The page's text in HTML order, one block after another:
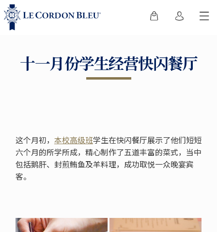
十一月份学生经营快闪餐厅
这个月初， 本校高级班学生在快闪餐厅展示了他们短短
六个月的所学所成，精心制作了五道丰富的菜式，当中
包括鹅肝、封煎鲔鱼及羊料理，成功取悦一众晚宴宾
客。